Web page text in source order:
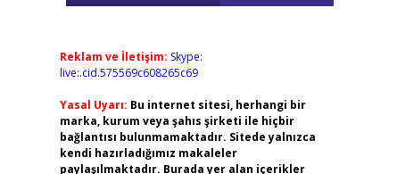
Reklam ve İletişim: Skype:
live:.cid.575569c608265c69
Yasal Uyarı: Bu internet sitesi, herhangi bir
marka, kurum veya şahıs şirketi ile hiçbir
bağlantısı bulunmamaktadır. Sitede yalnızca
kendi hazırladığımız makaleler
paylaşılmaktadır. Burada yer alan içerikler